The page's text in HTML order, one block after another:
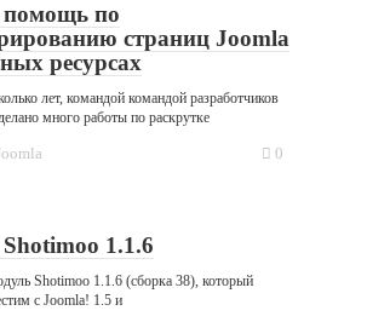
помощь по
страниц Joomla
ресурсах
лет, командой командой разработчиков
много работы по раскрутке
0
1.1.6
Shotimoo 1.1.6 (сборка 38), который
с Joomla! 1.5 и